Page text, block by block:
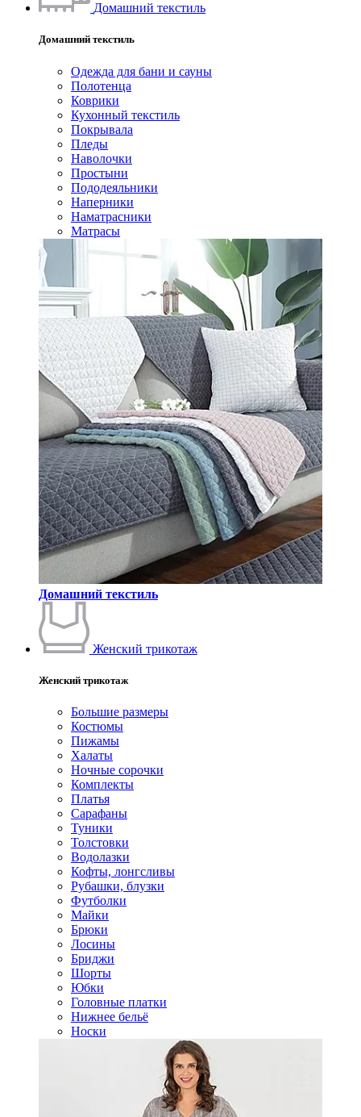
Домашний текстиль
Домашний текстиль
Одежда для бани и сауны
Полотенца
Коврики
Кухонный текстиль
Покрывала
Пледы
Наволочки
Простыни
Пододеяльники
Наперники
Наматрасники
Матрасы
Домашний текстиль
Женский трикотаж
Женский трикотаж
Большие размеры
Костюмы
Пижамы
Халаты
Ночные сорочки
Комплекты
Платья
Сарафаны
Туники
Толстовки
Водолазки
Кофты, лонгсливы
Рубашки, блузки
Футболки
Майки
Брюки
Лосины
Бриджи
Шорты
Юбки
Головные платки
Нижнее бельё
Носки